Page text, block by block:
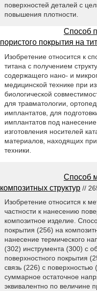
поверхностей деталей с
повышения плотности.
Способ
пористого покрытия на
Изобретение относится к
титана с получением
содержащего нано- и
медицинской технике при
биологической
для травматологии,
имплантатов, для
имплантатов под
изготовления носителей
материалов, находящих
техники.
Способ
композитных структур //
Изобретение относится к
частности к нанесению
композитное изделие.
покрытия (256) на
нанесение термического
(302) инструмента (300) с
поверхностного покрытия
связь (226) с
суммарное остаточное
эквивалентно по величине